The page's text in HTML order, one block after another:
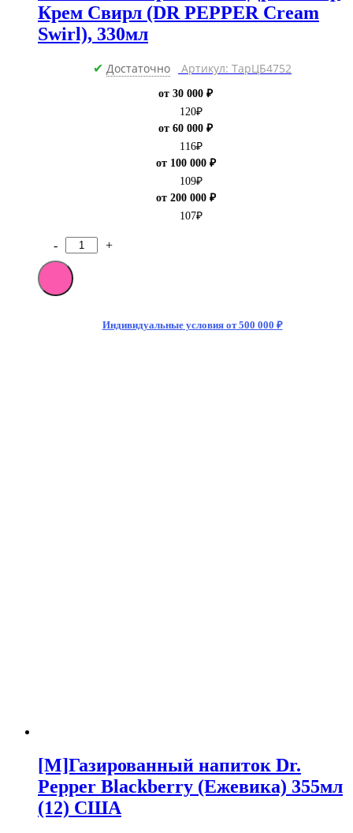
Крем Свирл (DR PEPPER Cream
Swirl), 330мл
✔ Достаточно Артикул: ТарЦБ4752
от 30 000 ₽
120₽
от 60 000 ₽
116₽
от 100 000 ₽
109₽
от 200 000 ₽
107₽
Количество
товара
Напиток
газированный
- +
Индивидуальные условия от 500 000 ₽
[M]Газированный напиток Dr.
Pepper Blackberry (Ежевика) 355мл
(12) США